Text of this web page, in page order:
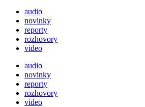
audio
novinky
reporty
rozhovory
video
audio
novinky
reporty
rozhovory
video